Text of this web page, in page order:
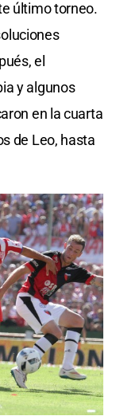
último torneo.
el
y algunos
en la cuarta
de Leo, hasta